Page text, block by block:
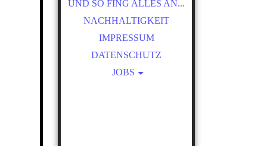
REGATTA INFOS
ZEESFISCHEN
LIEGEPLÄTZE UND
TZ
UP'N DARSS
GESCHICHTE DER
UMGEBUNG
UND SO FING ALLES AN...
NACHHALTIGKEIT
IMPRESSUM
DATENSCHUTZ
JOBS